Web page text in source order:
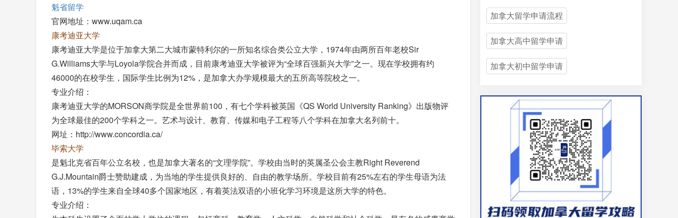
魁省留学
官网地址：www.uqam.ca
康考迪亚大学
康考迪亚大学是位于加拿大第二大城市蒙特利尔的一所知名综合类公立大学，1974年由两所百年老校Sir
G.Williams大学与Loyola学院合并而成，目前康考迪亚大学被评为“全球百强新兴大学”之一。现在学校拥有约
46000的在校学生，国际学生比例为12%，是加拿大办学规模最大的五所高等院校之一。
专业介绍：
康考迪亚大学的MORSON商学院是全世界前100，有七个学科被英国《QS World University Ranking》出版物评
为全球最佳的200个学科之一。艺术与设计、教育、传媒和电子工程等八个学科在加拿大名列前十。
网址：http://www.concordia.ca/
毕索大学
是魁北克省百年公立名校，也是加拿大著名的“文理学院”。学校由当时的英属圣公会主教Right Reverend
G.J.Mountain爵士赞助建成，为当地的学生提供良好的、自由的教学场所。学校目前有25%左右的学生母语为法
语，13%的学生来自全球40多个国家地区，有着英法双语的小班化学习环境是这所大学的特色。
专业介绍：
加拿大留学申请流程
加拿大高中留学申请
加拿大初中留学申请